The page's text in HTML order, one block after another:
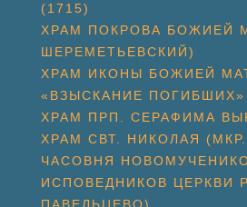
(1715)
ХРАМ ПОКРОВА БОЖИЕЙ
ШЕРЕМЕТЬЕВСКИЙ)
ХРАМ ИКОНЫ БОЖИЕЙ
«ВЗЫСКАНИЕ ПОГИБШИХ»
ХРАМ ПРП. СЕРАФИМА
ХРАМ СВТ. НИКОЛАЯ
ЧАСОВНЯ
ИСПОВЕДНИКОВ ЦЕРКВИ